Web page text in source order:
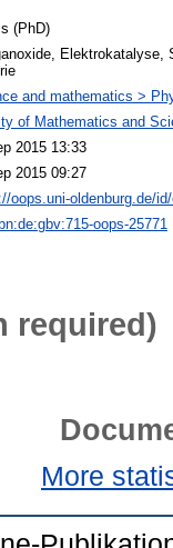
(PhD)
and mathematics >
of Mathematics and
2015 13:33
2015 09:27
oops.uni-oldenburg.de/
oops-25771
required)
More